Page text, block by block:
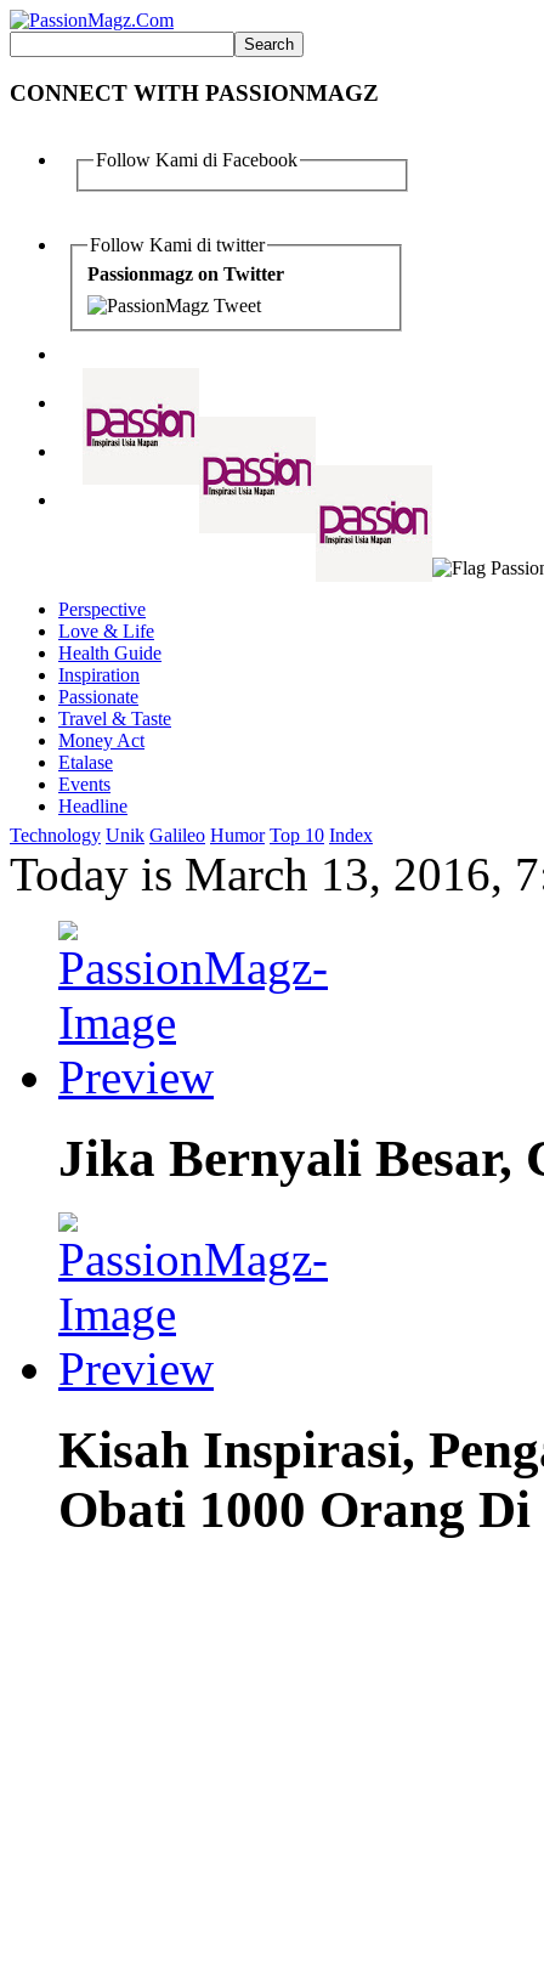
CONNECT WITH PASSIONMAGZ
Follow Kami di Facebook
Follow Kami di twitter
Passionmagz on Twitter
Tweet
Perspective
Love & Life
Health Guide
Inspiration
Passionate
Travel & Taste
Money Act
Etalase
Events
Headline
Technology Unik Galileo Humor Top 10 Index
Today is March 13, 2016,
Jika Bernyali Besar,
Kisah Inspirasi,
Obati 1000 Orang